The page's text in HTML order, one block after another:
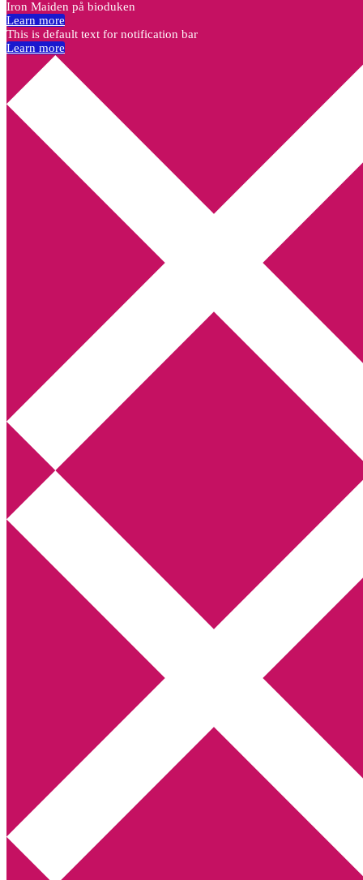
Annikas litteratur- och kulturblogg
Deckare, kriminalromaner, thrillers
Hem
Boktolva
Författarfemman
Kontakt
Webbshop Amazon
Utskriftscentralen
Min tv-blogg
You are here:Home Archives for Magnus Jonsson
Recension: Asätarna i Kungsträdgården
av Magnus Jonsson
2018-11-14 byAnnika
Iron Maiden på bioduken
Learn more
This is default text for notification bar
Learn more